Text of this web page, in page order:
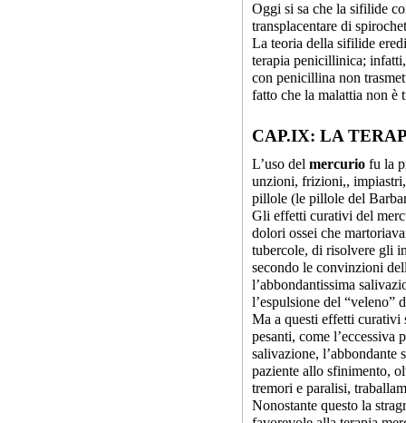
Oggi si sa che la sifilide
transplacentare di
La teoria della sifilide
terapia penicillinica;
con penicillina non
fatto che la malattia non è
CAP.IX: LA
L’uso del mercurio fu la
unzioni, frizioni,,
pillole (le pillole del
Gli effetti curativi del
dolori ossei che
tubercole, di risolvere gli
secondo le convinzioni
l’abbondantissima
l’espulsione del “veleno”
Ma a questi effetti curativi
pesanti, come l’eccessiva
salivazione, l’abbondante
paziente allo sfinimento,
tremori e paralisi,
Nonostante questo la